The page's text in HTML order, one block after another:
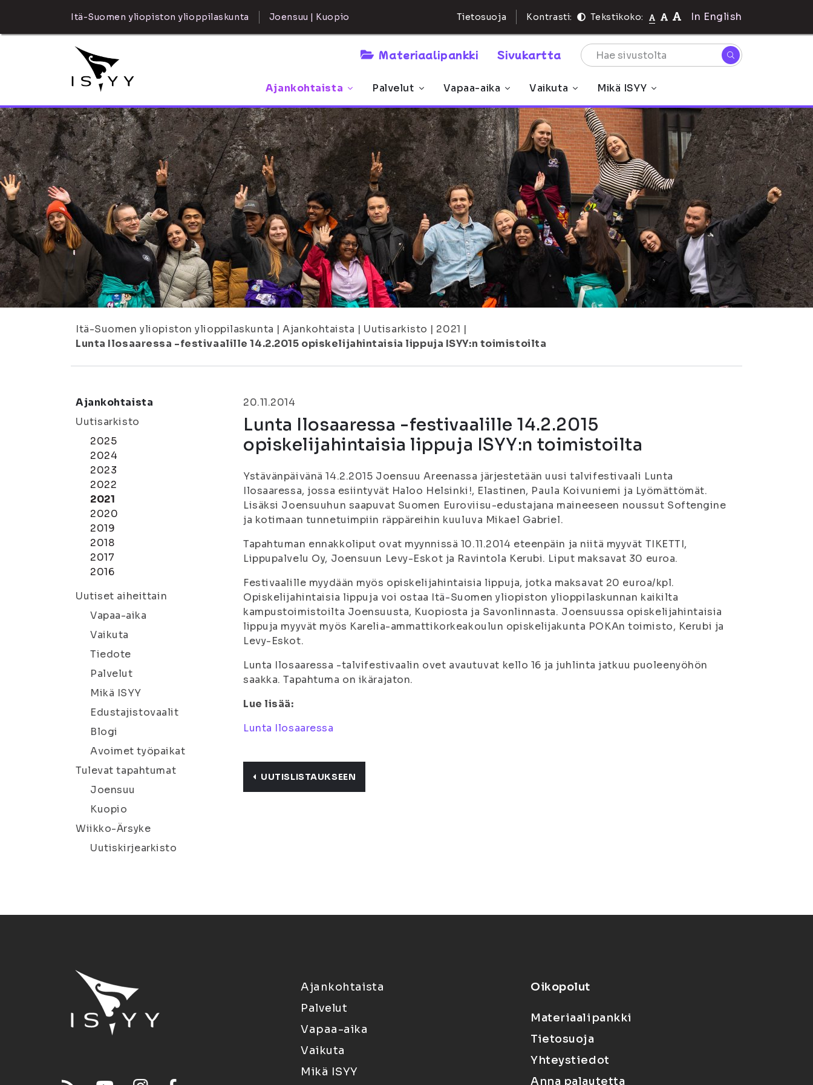
Itä-Suomen yliopiston ylioppilaskunta Joensuu | Kuopio Tietosuoja Kontrasti: Tekstikoko: In English
Materiaalipankki Sivukartta
Ajankohtaista Palvelut Vapaa-aika Vaikuta Mikä ISYY
Itä-Suomen yliopiston ylioppilaskunta | Ajankohtaista | Uutisarkisto | 2021 |
Lunta Ilosaaressa -festivaalille 14.2.2015 opiskelijahintaisia lippuja ISYY:n toimistoilta
Ajankohtaista
Uutisarkisto
2025
2024
2023
2022
2021
2020
2019
2018
2017
2016
Uutiset aiheittain
Vapaa-aika
Vaikuta
Tiedote
Palvelut
Mikä ISYY
Edustajistovaalit
Blogi
Avoimet työpaikat
Tulevat tapahtumat
Joensuu
Kuopio
Wiikko-Ärsyke
Uutiskirjearkisto
20.11.2014
Lunta Ilosaaressa -festivaalille 14.2.2015
opiskelijahintaisia lippuja ISYY:n toimistoilta
Ystävänpäivänä 14.2.2015 Joensuu Areenassa järjestetään uusi talvifestivaali Lunta
Ilosaaressa, jossa esiintyvät Haloo Helsinki!, Elastinen, Paula Koivuniemi ja Lyömättömät.
Lisäksi Joensuuhun saapuvat Suomen Euroviisu-edustajana maineeseen noussut Softengine
ja kotimaan tunnetuimpiin räppäreihin kuuluva Mikael Gabriel.
Tapahtuman ennakkoliput ovat myynnissä 10.11.2014 eteenpäin ja niitä myyvät TIKETTI,
Lippupalvelu Oy, Joensuun Levy-Eskot ja Ravintola Kerubi. Liput maksavat 30 euroa.
Festivaalille myydään myös opiskelijahintaisia lippuja, jotka maksavat 20 euroa/kpl.
Opiskelijahintaisia lippuja voi ostaa Itä-Suomen yliopiston ylioppilaskunnan kaikilta
kampustoimistoilta Joensuusta, Kuopiosta ja Savonlinnasta. Joensuussa opiskelijahintaisia
lippuja myyvät myös Karelia-ammattikorkeakoulun opiskelijakunta POKAn toimisto, Kerubi ja
Levy-Eskot.
Lunta Ilosaaressa -talvifestivaalin ovet avautuvat kello 16 ja juhlinta jatkuu puoleenyöhön
saakka. Tapahtuma on ikärajaton.
Lue lisää:
Lunta Ilosaaressa
UUTISLISTAUKSEEN
Ajankohtaista
Palvelut
Vapaa-aika
Vaikuta
Mikä ISYY
Oikopolut
Materiaalipankki
Tietosuoja
Yhteystiedot
Anna palautetta